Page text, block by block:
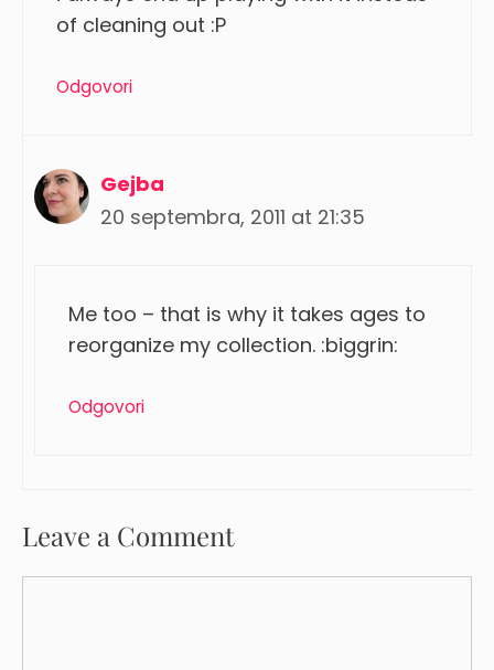
of cleaning out :P
Odgovori
Gejba
20 septembra, 2011 at 21:35
Me too – that is why it takes ages to
reorganize my collection. :biggrin:
Odgovori
Leave a Comment